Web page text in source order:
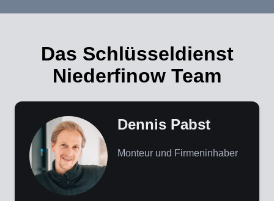
Das Schlüsseldienst
Niederfinow Team
Dennis Pabst
Monteur und Firmeninhaber